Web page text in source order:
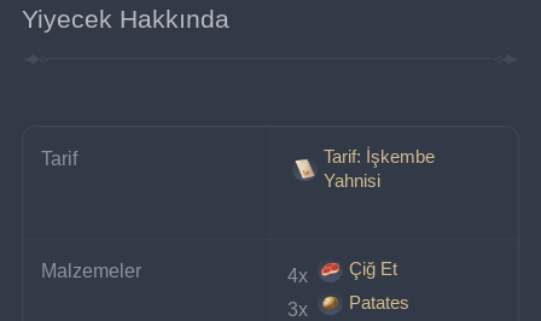
Yiyecek Hakkında
Tarif
Tarif: İşkembe
Yahnisi
Malzemeler 4x
Çiğ Et
3x
Patates